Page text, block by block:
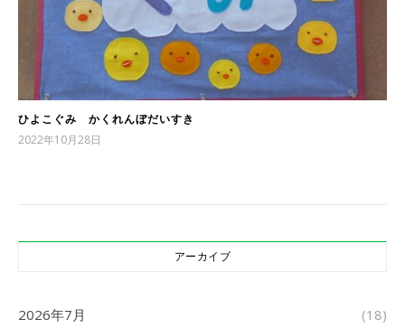
ひよこぐみ かくれんぼだいすき
2022年10月28日
アーカイブ
2026年7月 (18)